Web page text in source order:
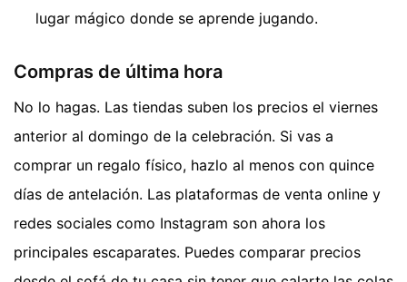
lugar mágico donde se aprende jugando.
Compras de última hora
No lo hagas. Las tiendas suben los precios el viernes
anterior al domingo de la celebración. Si vas a
comprar un regalo físico, hazlo al menos con quince
días de antelación. Las plataformas de venta online y
redes sociales como Instagram son ahora los
principales escaparates. Puedes comparar precios